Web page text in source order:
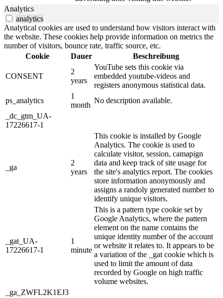
Analytics
analytics
Analytical cookies are used to understand how visitors interact with
the website. These cookies help provide information on metrics the
number of visitors, bounce rate, traffic source, etc.
Cookie
Dauer Beschreibung
CONSENT
2
years
YouTube sets this cookie via
embedded youtube-videos and
registers anonymous statistical data.
ps_analytics
1
month
No description available.
_dc_gtm_UA-
17226617-1
_ga
2
years
This cookie is installed by Google
Analytics. The cookie is used to
calculate visitor, session, camapign
data and keep track of site usage for
the site's analytics report. The cookies
store information anonymously and
assigns a randoly generated number to
identify unique visitors.
_gat_UA-
17226617-1
1
minute
This is a pattern type cookie set by
Google Analytics, where the pattern
element on the name contains the
unique identity number of the account
or website it relates to. It appears to be
a variation of the _gat cookie which is
used to limit the amount of data
recorded by Google on high traffic
volume websites.
_ga_ZWFL2K1EJ3